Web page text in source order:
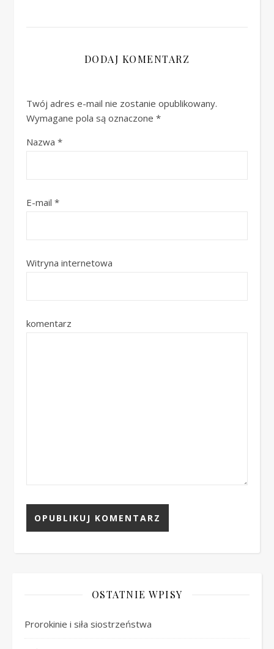
DODAJ KOMENTARZ
Twój adres e-mail nie zostanie opublikowany.
Wymagane pola są oznaczone *
Nazwa *
E-mail *
Witryna internetowa
komentarz
OSTATNIE WPISY
Prorokinie i siła siostrzeństwa